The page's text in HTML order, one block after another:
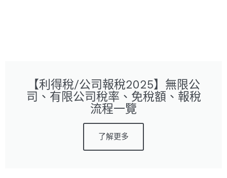
【利得稅/公司報稅2025】無限公
司、有限公司稅率、免稅額、報稅
流程一覽
了解更多